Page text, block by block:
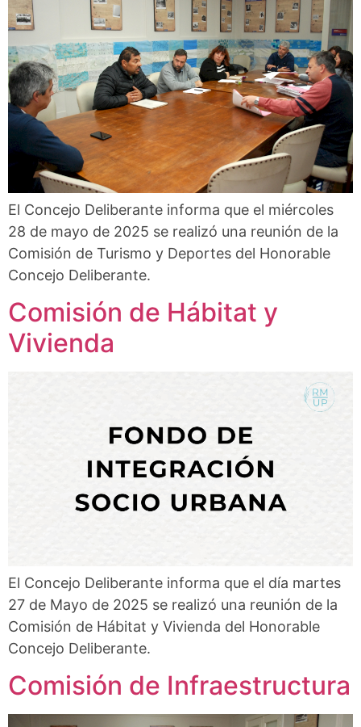
El Concejo Deliberante informa que el miércoles
28 de mayo de 2025 se realizó una reunión de la
Comisión de Turismo y Deportes del Honorable
Concejo Deliberante.
Comisión de Hábitat y
Vivienda
El Concejo Deliberante informa que el día martes
27 de Mayo de 2025 se realizó una reunión de la
Comisión de Hábitat y Vivienda del Honorable
Concejo Deliberante.
Comisión de Infraestructura